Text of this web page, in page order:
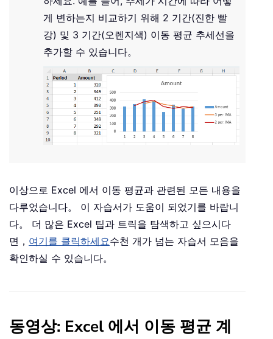
게 변하는지 비교하기 위해 2 기간(진한 빨
강) 및 3 기간(오렌지색) 이동 평균 추세선을
추가할 수 있습니다。
이상으로 Excel 에서 이동 평균과 관련된 모든 내용을
다루었습니다。 이 자습서가 도움이 되었기를 바랍니
다。 더 많은 Excel 팁과 트릭을 탐색하고 싶으시다
면， 여기를 클릭하세요수천 개가 넘는 자습서 모음을
확인하실 수 있습니다。
동영상: Excel 에서 이동 평균 계